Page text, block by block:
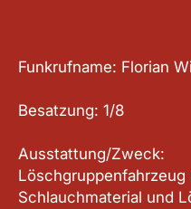
Funkrufname: Florian
Besatzung: 1/8
Ausstattung/Zweck:
Schlauchmaterial und